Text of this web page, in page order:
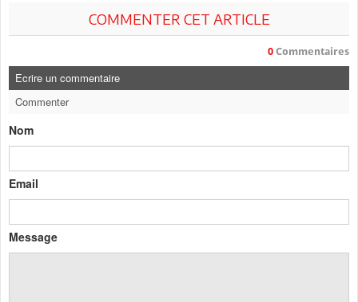
COMMENTER CET ARTICLE
0 Commentaires
Ecrire un commentaire
Commenter
Nom
Email
Message